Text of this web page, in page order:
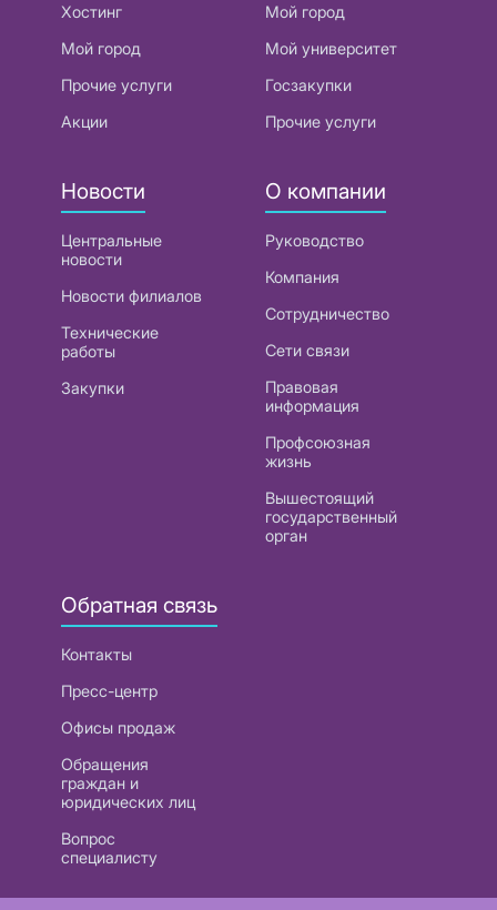
Хостинг
Мой город
Прочие услуги
Акции
Мой город
Мой университет
Госзакупки
Прочие услуги
Новости
Центральные
новости
Новости филиалов
Технические
работы
Закупки
О компании
Руководство
Компания
Сотрудничество
Сети связи
Правовая
информация
Профсоюзная
жизнь
Вышестоящий
государственный
орган
Обратная связь
Контакты
Пресс-центр
Офисы продаж
Обращения
граждан и
юридических лиц
Вопрос
специалисту